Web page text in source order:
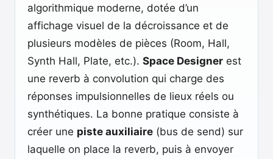
algorithmique moderne, dotée d’un
affichage visuel de la décroissance et de
plusieurs modèles de pièces (Room, Hall,
Synth Hall, Plate, etc.). Space Designer est
une reverb à convolution qui charge des
réponses impulsionnelles de lieux réels ou
synthétiques. La bonne pratique consiste à
créer une piste auxiliaire (bus de send) sur
laquelle on place la reverb, puis à envoyer